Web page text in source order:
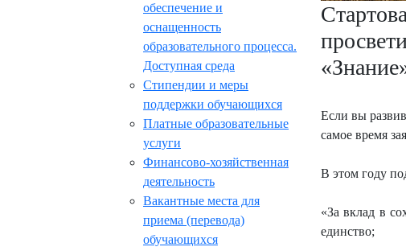
обеспечение и
оснащенность
образовательного процесса.
Доступная среда
Стипендии и меры
поддержки обучающихся
Платные образовательные
услуги
Финансово-хозяйственная
деятельность
Вакантные места для
приема (перевода)
обучающихся
Если вы
самое время
В этом году
«За вклад в
единство;